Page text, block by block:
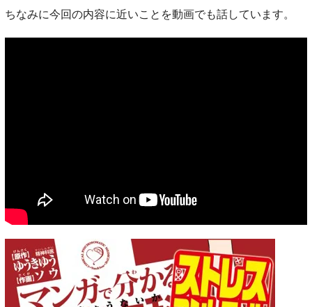
ちなみに今回の内容に近いことを動画でも話しています。